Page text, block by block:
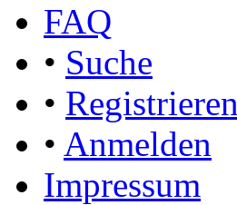
FAQ
• Suche
• Registrieren
• Anmelden
Impressum